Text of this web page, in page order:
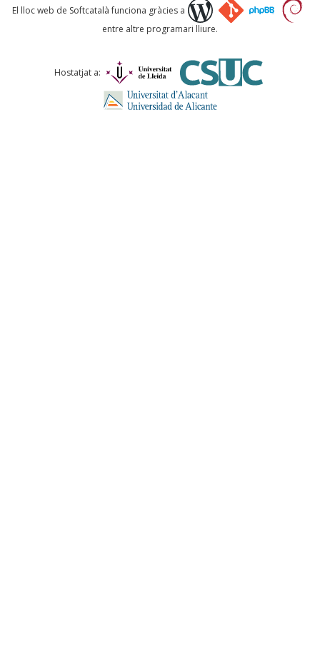
Què proposeu?
Comentari *
El lloc web de Softcatalà funciona gràcies a
entre altre programari lliure.
Hostatjat a: